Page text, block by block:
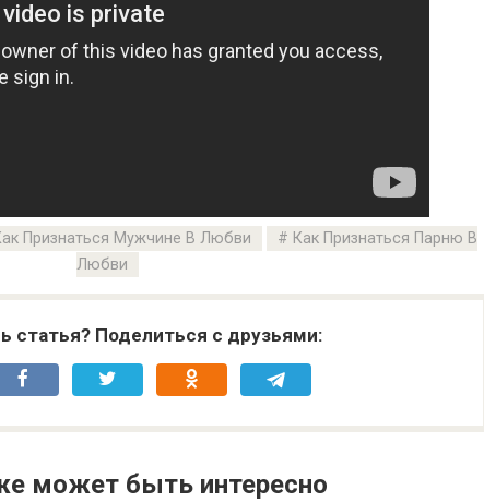
Признаться Мужчине В Любви
Как Признаться Парню В
Любви
статья? Поделиться с друзьями:
может быть интересно